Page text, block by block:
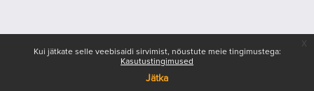
Kui jätkate selle veebisaidi sirvimist, nõustute meie tingimustega:
Kasutustingimused
Jätka